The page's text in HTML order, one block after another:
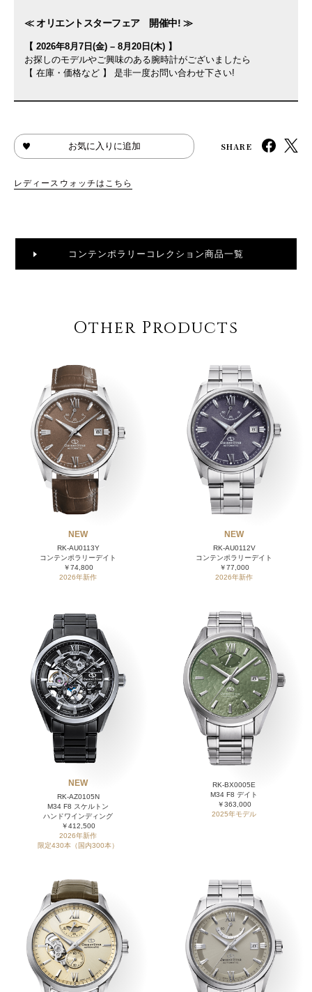
≪ オリエントスターフェア 開催中! ≫
【 2026年8月7日(金) – 8月20日(木) 】
お探しのモデルやご興味のある腕時計がございましたら
【 在庫・価格など 】 是非一度お問い合わせ下さい!
お気に入りに追加 SHARE
レディースウォッチはこちら
コンテンポラリーコレクション商品一覧
Other Products
NEW
RK-AU0113Y
コンテンポラリーデイト
￥74,800
2026年新作
NEW
RK-AU0112V
コンテンポラリーデイト
￥77,000
2026年新作
NEW
RK-AZ0105N
M34 F8 スケルトン
ハンドワインディング
￥412,500
2026年新作
限定430本（国内300本）
RK-BX0005E
M34 F8 デイト
￥363,000
2025年モデル